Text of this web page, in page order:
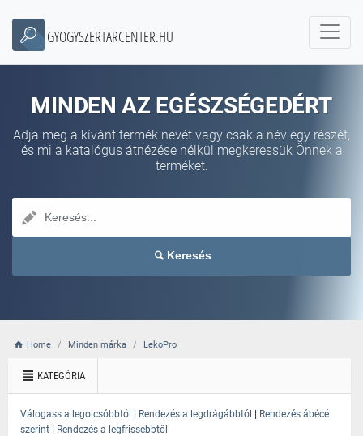
GYOGYSZERTARCENTER.HU
MINDEN AZ EGÉSZSÉGEDÉRT
Adja meg a kívánt termék nevét vagy csak a név egy részét,
és mi a katalógus átnézése nélkül megkeressük Önnek a
terméket.
Keresés
Home Minden márka LekoPro
KATEGÓRIA
Válogass a legolcsóbbtól | Rendezés a legdrágábbtól | Rendezés ábécé
szerint | Rendezés a legfrissebbtől